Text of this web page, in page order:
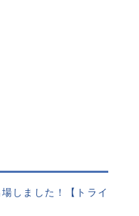
しました！【トライ